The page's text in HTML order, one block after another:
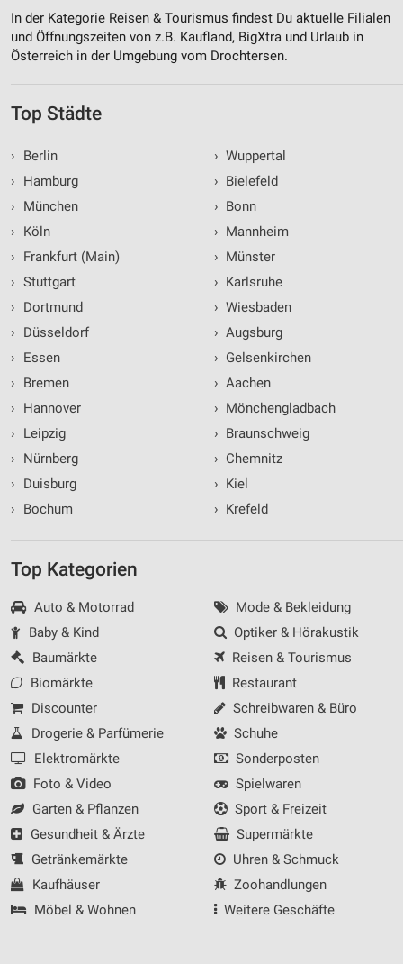
In der Kategorie Reisen & Tourismus findest Du aktuelle Filialen
und Öffnungszeiten von z.B. Kaufland, BigXtra und Urlaub in
Österreich in der Umgebung vom Drochtersen.
Top Städte
›
Berlin
›
Hamburg
›
München
›
Köln
›
Frankfurt (Main)
› Stuttgart
›
Dortmund
›
Düsseldorf
›
Essen
›
Bremen
›
Hannover
›
Leipzig
›
Nürnberg
›
Duisburg
›
Bochum
› Wuppertal
› Bielefeld
› Bonn
› Mannheim
› Münster
› Karlsruhe
› Wiesbaden
› Augsburg
› Gelsenkirchen
› Aachen
› Mönchengladbach
› Braunschweig
› Chemnitz
› Kiel
› Krefeld
Top Kategorien
Auto & Motorrad
Baby & Kind
Baumärkte
Biomärkte
Discounter
Drogerie & Parfümerie
Elektromärkte
Foto & Video
Garten & Pflanzen
Gesundheit & Ärzte
Getränkemärkte
Kaufhäuser
Möbel & Wohnen
Mode & Bekleidung
Optiker & Hörakustik
Reisen & Tourismus
Restaurant
Schreibwaren & Büro
Schuhe
Sonderposten
Spielwaren
Sport & Freizeit
Supermärkte
Uhren & Schmuck
Zoohandlungen
Weitere Geschäfte
Messung der Performance von Inhalten
Analyse von Zielgruppen durch Statistiken oder
Kombinationen von Daten aus verschiedenen
Entwicklung und Verbesserung der Angebote
Verwendung reduzierter Daten zur Auswahl von
Inhalten
IAB-Besonderheiten:
Verwendung genauer Standortdaten
Geräte anhand von aktiv angeforderten
Informationen identifizieren
Nicht-IAB-Verarbeitungszwecke:
Notwendig
Performance
Funktional
Werbung